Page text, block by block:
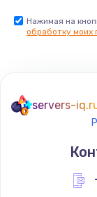
Нажимая на
обработку моих
servers-